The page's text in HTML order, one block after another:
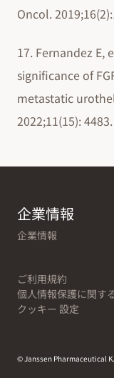
Oncol.
17. Fernandez E,
significance of
metastatic
2022;11(15): 4483.
企業情報
企業情報
ご利用規約
個人情報保護に関す
クッキー 設定
© Janssen Pharmaceutical